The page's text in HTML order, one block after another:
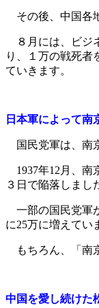
その後、中国各
８月には、ビジ
り、１万の戦死者
ていきます。
日本軍によって南
国民党軍は、南
1937年12月、南
３日で陥落しまし
一部の国民党軍
に25万に増えてい
もちろん、「南
中国を愛し続けた